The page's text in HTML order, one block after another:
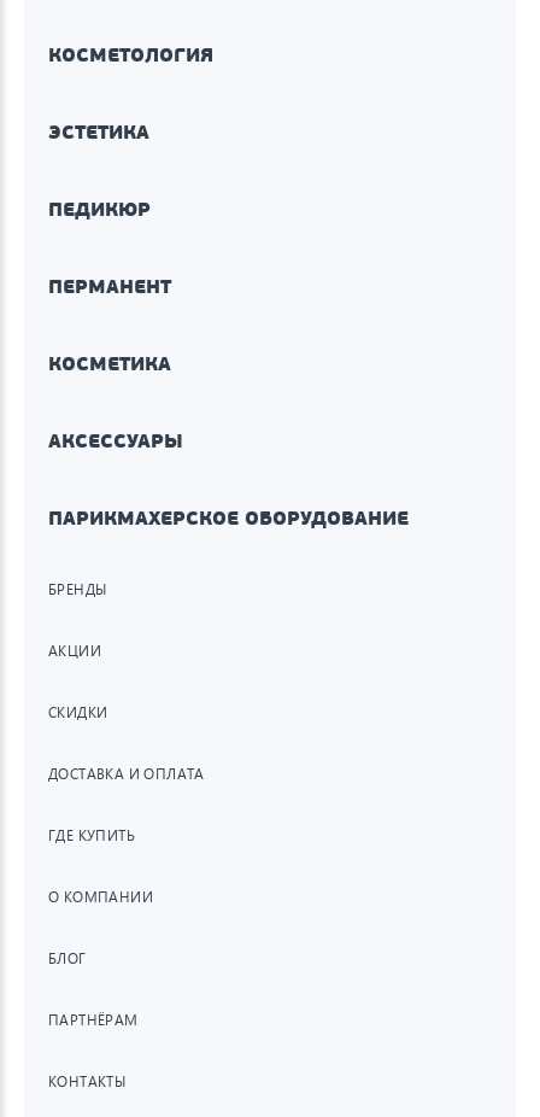
КОСМЕТОЛОГИЯ
ЭСТЕТИКА
ПЕДИКЮР
ПЕРМАНЕНТ
КОСМЕТИКА
АКСЕССУАРЫ
ПАРИКМАХЕРСКОЕ ОБОРУДОВАНИЕ
БРЕНДЫ
АКЦИИ
СКИДКИ
ДОСТАВКА И ОПЛАТА
ГДЕ КУПИТЬ
О КОМПАНИИ
БЛОГ
ПАРТНЁРАМ
КОНТАКТЫ